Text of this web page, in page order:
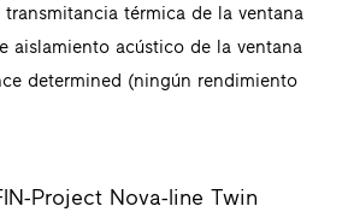
térmica de la ventana
aislamiento acústico de la ventana
determined (ningún rendimiento
Project Nova-line Twin